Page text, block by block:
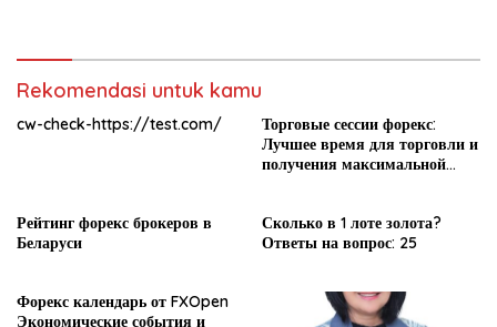
Rekomendasi untuk kamu
cw-check-https://test.com/
Торговые сессии форекс:
Лучшее время для торговли и
получения максимальной
Рейтинг форекс брокеров в
Беларуси
Сколько в 1 лоте золота?
Ответы на вопрос: 25
Форекс календарь от FXOpen
Экономические события и